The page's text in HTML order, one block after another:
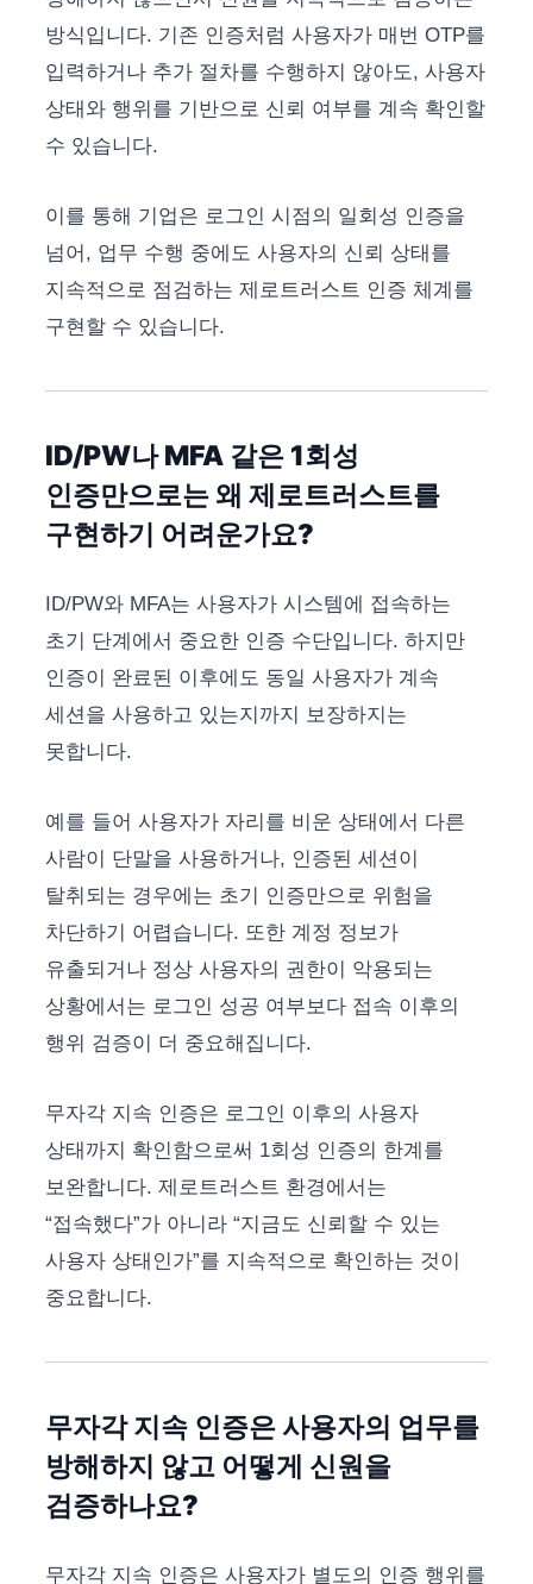
방식입니다. 기존 인증처럼 사용자가 매번 OTP를
입력하거나 추가 절차를 수행하지 않아도, 사용자
상태와 행위를 기반으로 신뢰 여부를 계속 확인할
수 있습니다.
이를 통해 기업은 로그인 시점의 일회성 인증을
넘어, 업무 수행 중에도 사용자의 신뢰 상태를
지속적으로 점검하는 제로트러스트 인증 체계를
구현할 수 있습니다.
ID/PW나 MFA 같은 1회성
인증만으로는 왜 제로트러스트를
구현하기 어려운가요?
ID/PW와 MFA는 사용자가 시스템에 접속하는
초기 단계에서 중요한 인증 수단입니다. 하지만
인증이 완료된 이후에도 동일 사용자가 계속
세션을 사용하고 있는지까지 보장하지는
못합니다.
예를 들어 사용자가 자리를 비운 상태에서 다른
사람이 단말을 사용하거나, 인증된 세션이
탈취되는 경우에는 초기 인증만으로 위험을
차단하기 어렵습니다. 또한 계정 정보가
유출되거나 정상 사용자의 권한이 악용되는
상황에서는 로그인 성공 여부보다 접속 이후의
행위 검증이 더 중요해집니다.
무자각 지속 인증은 로그인 이후의 사용자
상태까지 확인함으로써 1회성 인증의 한계를
보완합니다. 제로트러스트 환경에서는
“접속했다”가 아니라 “지금도 신뢰할 수 있는
사용자 상태인가”를 지속적으로 확인하는 것이
중요합니다.
무자각 지속 인증은 사용자의 업무를
방해하지 않고 어떻게 신원을
검증하나요?
무자각 지속 인증은 사용자가 별도의 인증 행위를